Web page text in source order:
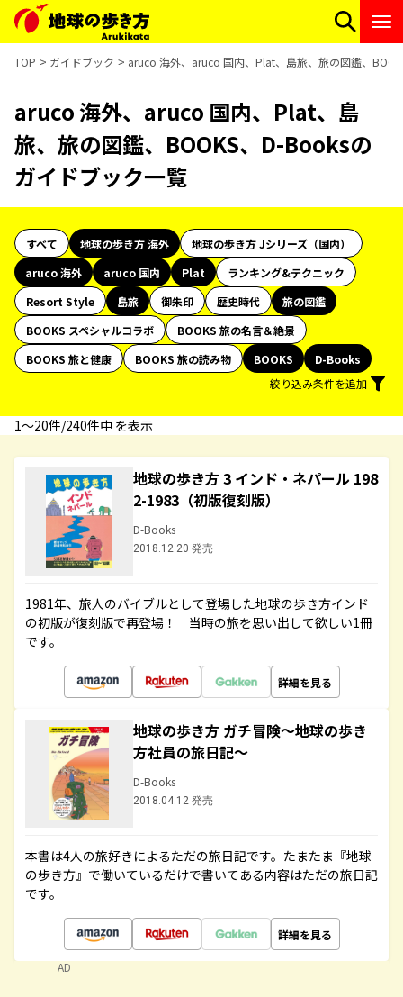
TOP ガイドブック aruco 海外、aruco 国内、Plat、島旅、旅の図鑑、
aruco 海外、aruco 国内、Plat、島
旅、旅の図鑑、BOOKS、D-Booksの
ガイドブック一覧
すべて 地球の歩き方 海外
地球の歩き方 Jシリーズ（国内）
aruco 海外
aruco 国内 Plat
ランキング&テクニック
Resort Style
島旅 御朱印 歴史時代
旅の図鑑
BOOKS スペシャルコラボ
BOOKS 旅の名言＆絶景
BOOKS 旅と健康
BOOKS 旅の読み物 BOOKS
D-Books
絞り込み条件を追加
1〜20件/240件中 を表示
地球の歩き方 3 インド・ネパール 198
2-1983（初版復刻版）
D-Books
2018.12.20 発売
1981年、旅人のバイブルとして登場した地球の歩き方インド
の初版が復刻版で再登場！ 当時の旅を思い出して欲しい1冊
です。
詳細を見る
地球の歩き方 ガチ冒険～地球の歩き
方社員の旅日記～
D-Books
2018.04.12 発売
本書は4人の旅好きによるただの旅日記です。たまたま『地球
の歩き方』で働いているだけで書いてある内容はただの旅日記
です。
詳細を見る
AD